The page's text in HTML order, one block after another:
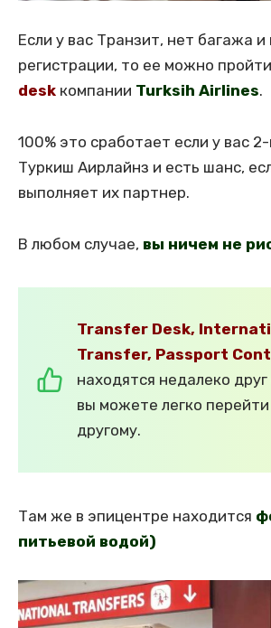
Если у вас Транзит, нет багажа
регистрации, то ее можно
desk компании Turksih Airlines.
100% это сработает если у вас
Туркиш Аирлайнз и есть шанс,
выполняет их партнер.
В любом случае, вы ничем не
Transfer Desk,
Transfer, Passport
находятся недалеко друг
вы можете легко
другому.
Там же в эпицентре находится
питьевой водой)